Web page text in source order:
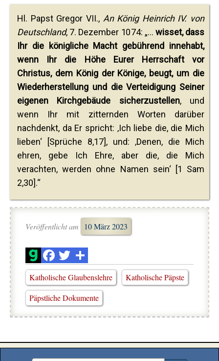
Hl. Papst Gregor VII., An König Heinrich IV. von
Deutschland, 7. Dezember 1074: „... wisset, dass
Ihr die königliche Macht gebührend innehabt,
wenn Ihr die Höhe Eurer Herrschaft vor
Christus, dem König der Könige, beugt, um die
Wiederherstellung und die Verteidigung Seiner
eigenen Kirchgebäude sicherzustellen, und
wenn Ihr mit zitternden Worten darüber
nachdenkt, da Er spricht: ‚Ich liebe die, die Mich
lieben‘ [Sprüche 8,17], und: ‚Denen, die Mich
ehren, gebe Ich Ehre, aber die, die Mich
verachten, werden ohne Namen sein‘ [1 Sam
2,30].“
Veröffentlicht am 10 März 2023
Katholische Glaubenslehre
Katholische Päpste
Päpstliche Dokumente